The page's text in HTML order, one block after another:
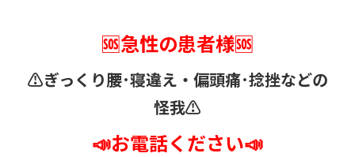
🆘急性の患者様🆘
⚠️ぎっくり腰･寝違え・ 偏頭痛･捻挫などの
怪我⚠️
📣お電話ください📣